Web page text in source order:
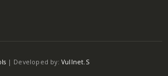
| Developed by:Vullnet.S